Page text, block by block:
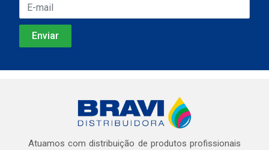
Atuamos com distribuição de produtos profissionais